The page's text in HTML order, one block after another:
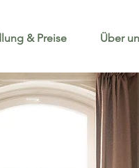
& Preise Über